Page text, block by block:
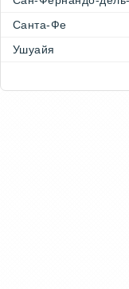
Санта-Фе
Ушуайя